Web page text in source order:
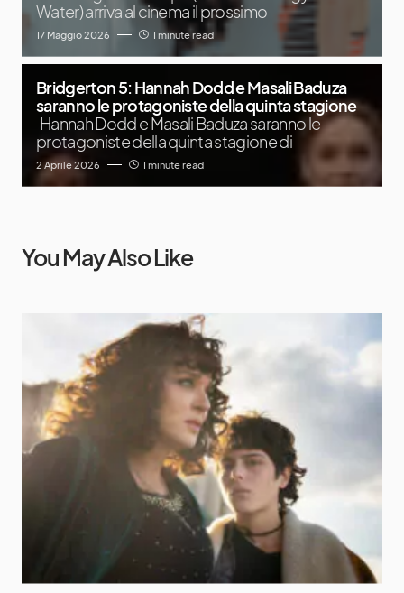
Water) arriva al cinema il prossimo
17 Maggio 2026 1 minute read
Bridgerton 5: Hannah Dodd e Masali Baduza
saranno le protagoniste della quinta stagione
Hannah Dodd e Masali Baduza saranno le
protagoniste della quinta stagione di
2 Aprile 2026 1 minute read
You May Also Like